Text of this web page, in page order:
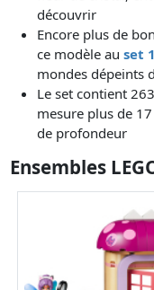
découvrir
Encore plus de
ce modèle auset
mondes dépeints
Le set contient
mesure plus de
de profondeur
Ensembles